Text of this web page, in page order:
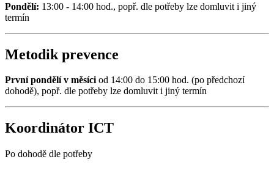
Pondělí: 13:00 - 14:00 hod., popř. dle potřeby lze domluvit i jiný
termín
Metodik prevence
První pondělí v měsíciod 14:00 do 15:00 hod. (po předchozí
dohodě), popř. dle potřeby lze domluvit i jiný termín
Koordinátor ICT
Po dohodě dle potřeby